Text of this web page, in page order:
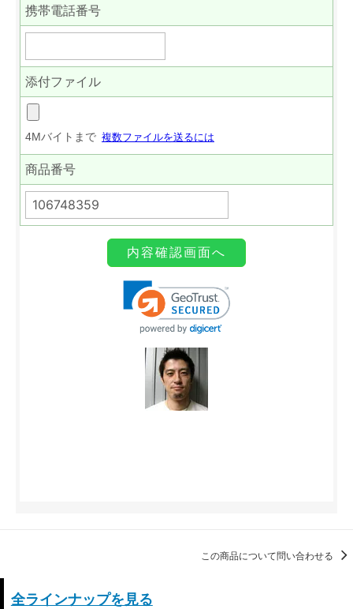
この商品について問い合わせる
全ラインナップを見る